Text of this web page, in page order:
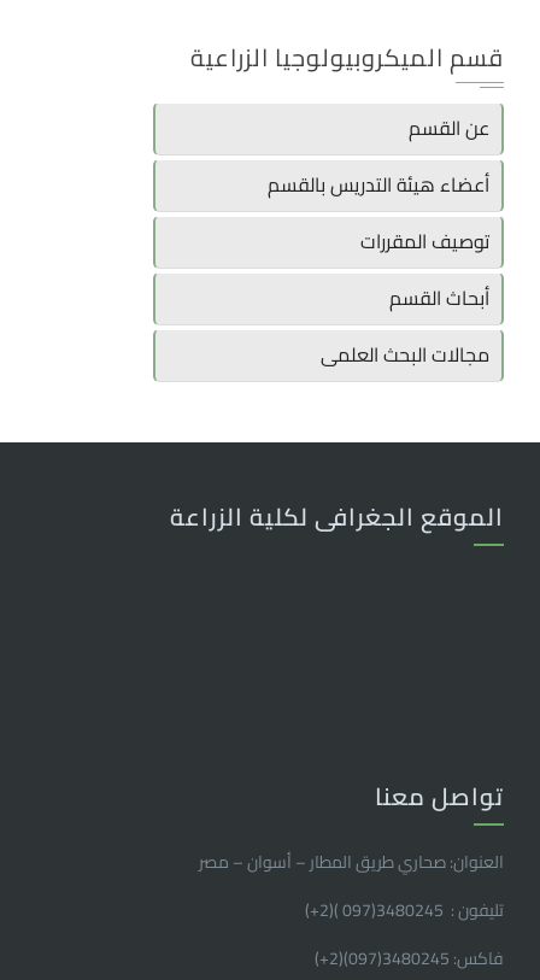
قسم الميكروبيولوجيا الزراعية
عن القسم
أعضاء هيئة التدريس بالقسم
توصيف المقررات
أبحاث القسم
مجالات البحث العلمى
الموقع الجغرافى لكلية الزراعة
تواصل معنا
العنوان: صحاري طريق المطار – أسوان – مصر
تليفون : 3480245(097 )(2
+
)
فاكس: 3480245(097)(2
+
)